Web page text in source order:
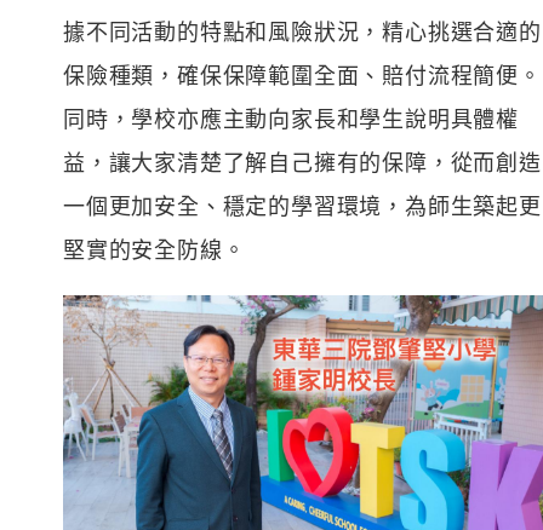
據不同活動的特點和風險狀況，精心挑選合適的
保險種類，確保保障範圍全面、賠付流程簡便。
同時，學校亦應主動向家長和學生說明具體權
益，讓大家清楚了解自己擁有的保障，從而創造
一個更加安全、穩定的學習環境，為師生築起更
堅實的安全防線。